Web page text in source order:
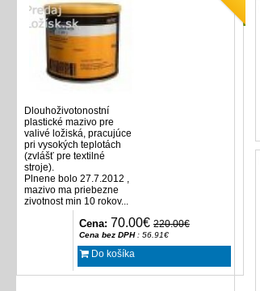
Dlouhoživotonostní
plastické mazivo pre
valivé ložiská, pracujúce
pri vysokých teplotách
(zvlášť pre textilné
stroje).
Plnene bolo 27.7.2012 ,
mazivo ma priebezne
zivotnost min 10 rokov...
Cena: 70.00€ 220.00€
Cena bez DPH: 56.91€
Do košíka